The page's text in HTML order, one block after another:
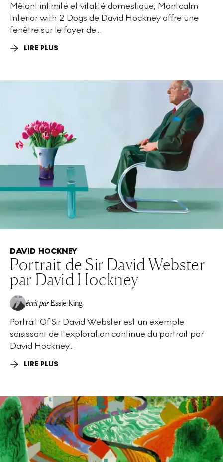
Mêlant intimité et vitalité domestique, Montcalm
Interior with 2 Dogs de David Hockney offre une
fenêtre sur le foyer de...
LIRE PLUS
DAVID HOCKNEY
Portrait de Sir David Webster
par David Hockney
écrit par Essie King
Portrait Of Sir David Webster est un exemple
saisissant de l'exploration continue du portrait par
David Hockney...
LIRE PLUS